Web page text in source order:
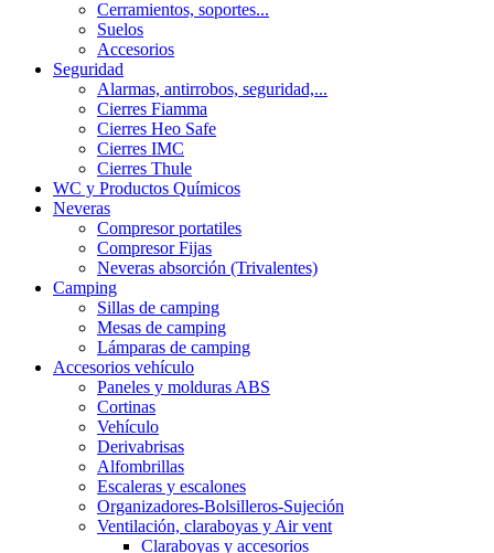
Cerramientos, soportes...
Suelos
Accesorios
Seguridad
Alarmas, antirrobos, seguridad,...
Cierres Fiamma
Cierres Heo Safe
Cierres IMC
Cierres Thule
WC y Productos Químicos
Neveras
Compresor portatiles
Compresor Fijas
Neveras absorción (Trivalentes)
Camping
Sillas de camping
Mesas de camping
Lámparas de camping
Accesorios vehículo
Paneles y molduras ABS
Cortinas
Vehículo
Derivabrisas
Alfombrillas
Escaleras y escalones
Organizadores-Bolsilleros-Sujeción
Ventilación, claraboyas y Air vent
Claraboyas y accesorios